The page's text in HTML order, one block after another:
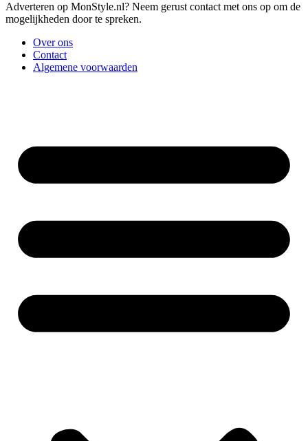
Adverteren op MonStyle.nl? Neem gerust contact met ons op om de
mogelijkheden door te spreken.
Over ons
Contact
Algemene voorwaarden